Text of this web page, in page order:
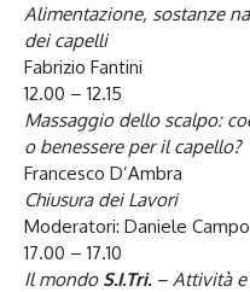
Alimentazione, sostanze
dei capelli
Fabrizio Fantini
12.00 – 12.15
Massaggio dello scalpo:
o benessere per il capello?
Francesco D’Ambra
Chiusura dei Lavori
Moderatori: Daniele
17.00 – 17.10
Il mondo S.I.Tri.– Attività e